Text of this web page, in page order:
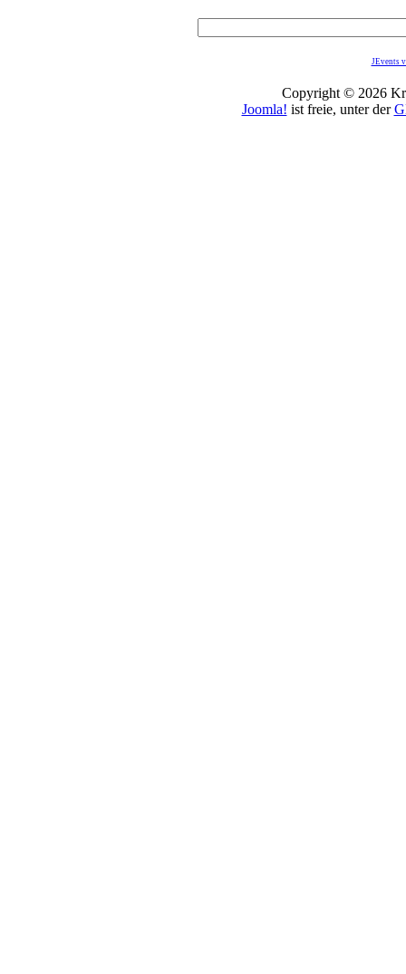
JEvents
Copyright © 2026
Joomla! ist freie, unter der